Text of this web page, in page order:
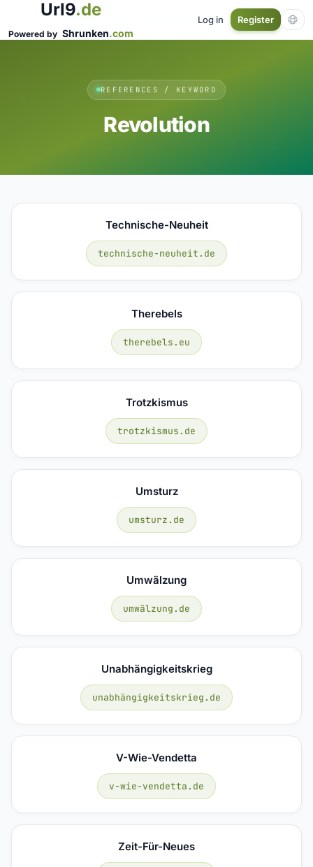
Url9.de
Powered by Shrunken.com
Log in Register
REFERENCES / KEYWORD
Revolution
Technische-Neuheit
technische-neuheit.de
Therebels
therebels.eu
Trotzkismus
trotzkismus.de
Umsturz
umsturz.de
Umwälzung
umwälzung.de
Unabhängigkeitskrieg
unabhängigkeitskrieg.de
V-Wie-Vendetta
v-wie-vendetta.de
Zeit-Für-Neues